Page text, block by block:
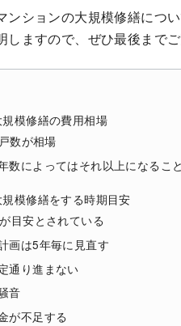
ンションの大規模修繕につ
しますので、ぜひ最後までご
模修繕の費用相場
数が相場
数によってはそれ以上になるこ
模修繕をする時期目安
目安とされている
画は5年毎に見直す
通り進まない
音
が不足する